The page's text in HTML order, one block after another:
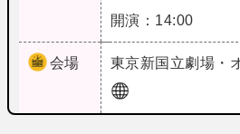
開演：14:00
会場 東京新国立劇場・